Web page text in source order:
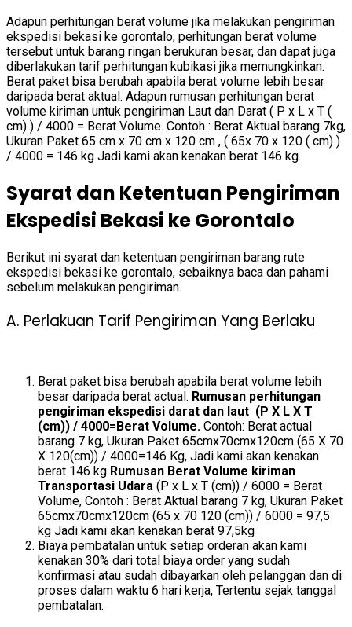
Adapun perhitungan berat volume jika melakukan pengiriman
ekspedisi bekasi ke gorontalo, perhitungan berat volume
tersebut untuk barang ringan berukuran besar, dan dapat juga
diberlakukan tarif perhitungan kubikasi jika memungkinkan.
Berat paket bisa berubah apabila berat volume lebih besar
daripada berat aktual. Adapun rumusan perhitungan berat
volume kiriman untuk pengiriman Laut dan Darat ( P x L x T (
cm) ) / 4000 = Berat Volume. Contoh : Berat Aktual barang 7kg,
Ukuran Paket 65 cm x 70 cm x 120 cm , ( 65x 70 x 120 ( cm) )
/ 4000 = 146 kg Jadi kami akan kenakan berat 146 kg.
Syarat dan Ketentuan Pengiriman
Ekspedisi Bekasi ke Gorontalo
Berikut ini syarat dan ketentuan pengiriman barang rute
ekspedisi bekasi ke gorontalo, sebaiknya baca dan pahami
sebelum melakukan pengiriman.
A. Perlakuan Tarif Pengiriman Yang Berlaku
Berat paket bisa berubah apabila berat volume lebih
besar daripada berat actual. Rumusan perhitungan
pengiriman ekspedisi darat dan laut (P X L X T
(cm)) / 4000=Berat Volume. Contoh: Berat actual
barang 7 kg, Ukuran Paket 65cmx70cmx120cm (65 X 70
X 120(cm)) / 4000=146 Kg, Jadi kami akan kenakan
berat 146 kg Rumusan Berat Volume kiriman
Transportasi Udara (P x L x T (cm)) / 6000 = Berat
Volume, Contoh : Berat Aktual barang 7 kg, Ukuran Paket
65cmx70cmx120cm (65 x 70 120 (cm)) / 6000 = 97,5
kg Jadi kami akan kenakan berat 97,5kg
Biaya pembatalan untuk setiap orderan akan kami
kenakan 30% dari total biaya order yang sudah
konfirmasi atau sudah dibayarkan oleh pelanggan dan di
proses dalam waktu 6 hari kerja, Tertentu sejak tanggal
pembatalan.